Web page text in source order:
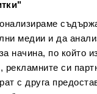
медии и да
по който
си
с друга